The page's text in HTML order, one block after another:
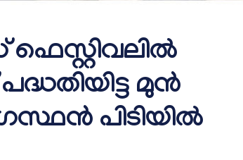
മുൻ
പിടിയിൽ